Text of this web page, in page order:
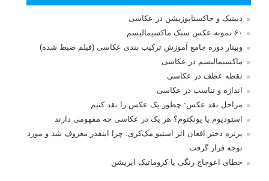
دیپتیک و جاکستا‌پوزیشن در عکاسی
۶۰ نمونه عکس سبک ماکسیمالیسم
وبینار دوره جامع آموزش ترکیب بندی عکاسی (فیلم ضبط شده)
ماکسیمالیسم در عکاسی
نقطه عطف در عکاسی
اندازه و تناسب در عکاسی
مراحل نقد عکس: چطور یک عکس را نقد کنیم
استودیوم یا پونکتوم؟ هر یک در عکاسی چه مفهومی دارند
پرتره دختر افغان اثر استیو مک‌کری: چرا اینقدر معروف شد و مورد
توجه قرار گرفت
خطای اعوجاج رنگی یا کروماتیک ابریشن